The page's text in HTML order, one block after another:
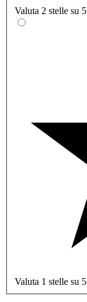
Valuta 2 stelle su 5
Valuta 1 stelle su 5